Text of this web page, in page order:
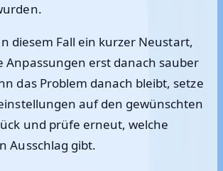
diesem Fall ein kurzer Neustart,
Anpassungen erst danach sauber
das Problem danach bleibt, setze
auf den gewünschten
und prüfe erneut, welche
Ausschlag gibt.